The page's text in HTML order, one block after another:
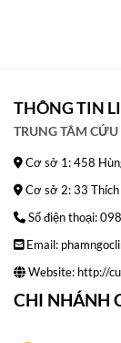
THÔNG TIN
TRUNG TÂM CỨU
Cơ sở 1: 458
Cơ sở 2: 33 Thích
Số điện thoại:
Email:
Website: http://
CHI NHÁNH